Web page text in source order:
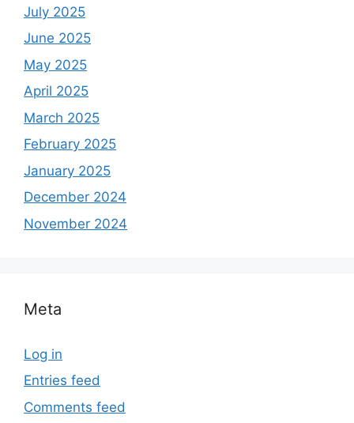
July 2025
June 2025
May 2025
April 2025
March 2025
February 2025
January 2025
December 2024
November 2024
Meta
Log in
Entries feed
Comments feed